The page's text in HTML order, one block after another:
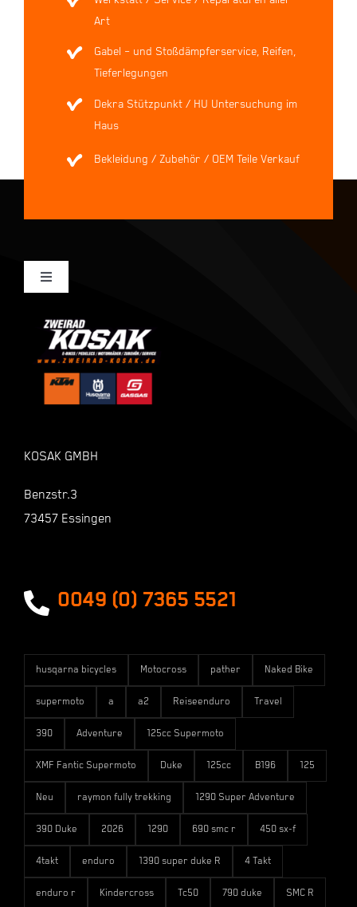
Art
Gabel – und Stoßdämpferservice, Reifen,
Tieferlegungen
Dekra Stützpunkt / HU Untersuchung im
Haus
Bekleidung / Zubehör / OEM Teile Verkauf
KOSAK GMBH
Benzstr.3
73457 Essingen
0049 (0) 7365 5521
Toggle
Mein Konto
Kasse
husqarna bicycles Motocross pather Naked Bike
supermoto a a2 Reiseenduro Travel
390 Adventure 125cc Supermoto
XMF Fantic Supermoto Duke 125cc B196 125
Neu raymon fully trekking 1290 Super Adventure
390 Duke 2026 1290 690 smc r 450 sx-f
4takt enduro 1390 super duke R 4 Takt
enduro r Kindercross Tc50 790 duke SMC R